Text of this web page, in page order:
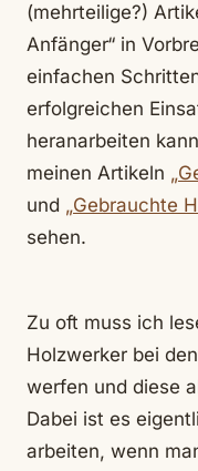
(mehrteilige?)
Anfänger“ in
einfachen
erfolgreichen
heranarbeiten
meinen Artikeln
und „Gebrauchte
sehen.
Zu oft muss ich
Holzwerker bei
werfen und diese
Dabei ist es
arbeiten, wenn